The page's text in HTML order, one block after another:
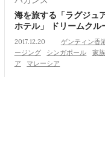
海を旅する「ラグジュ
ホテル」 ドリームクル
2017.12.20 ゲンティン香
ージング
シンガポール 家族
ア
マレーシア